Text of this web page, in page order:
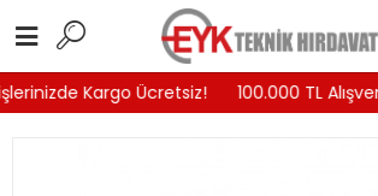
Kargo Ücretsiz! 100.000 TL